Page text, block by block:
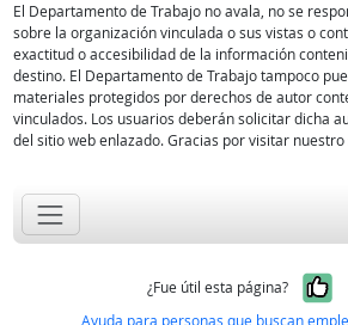
El Departamento de Trabajo no avala, no se
sobre la organización vinculada o sus vistas o
exactitud o accesibilidad de la información
destino. El Departamento de Trabajo tampoco
materiales protegidos por derechos de autor
vinculados. Los usuarios deberán solicitar dicha
del sitio web enlazado. Gracias por visitar nuestro
¿Fue útil esta página? Sí,